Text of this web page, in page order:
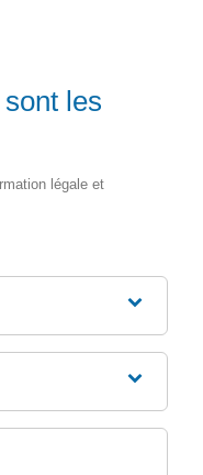
les
légale et